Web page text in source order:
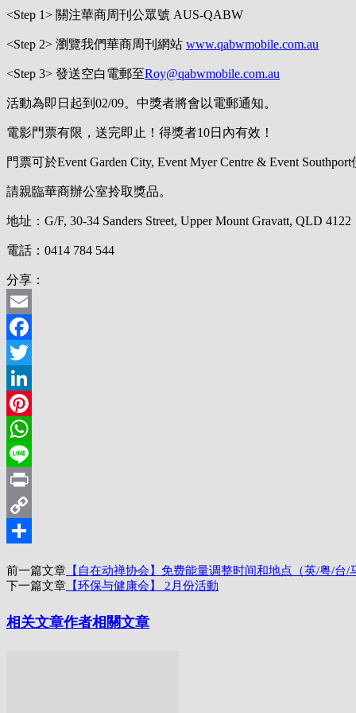
<Step 1> 關注華商周刊公眾號 AUS-QABW
<Step 2> 瀏覽我們華商周刊網站 www.qabwmobile.com.au
<Step 3> 發送空白電郵至Roy@qabwmobile.com.au
活動為即日起到02/09。中獎者將會以電郵通知。
電影門票有限，送完即止！得獎者10日內有效！
門票可於Event Garden City, Event Myer Centre & Event Southport
請親臨華商辦公室拎取獎品。
地址：G/F, 30-34 Sanders Street, Upper Mount Gravatt, QLD 4122
電話：0414 784 544
分享：
Email
Facebook
Twitter
LinkedIn
Pinterest
WhatsApp
Line
Print
Copy
享
前一篇文章 【自在动禅协会】免费能量调整时间和地点（英/粤/台/
下一篇文章 【环保与健康会】 2月份活動
相关文章作者相關文章